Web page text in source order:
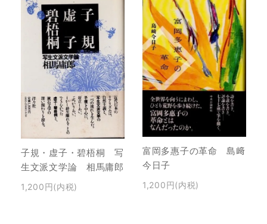
子規・虚子・碧梧桐 写
生文派文学論 相馬庸郎
1,200円(内税)
富岡多惠子の革命 島﨑
今日子
1,200円(内税)